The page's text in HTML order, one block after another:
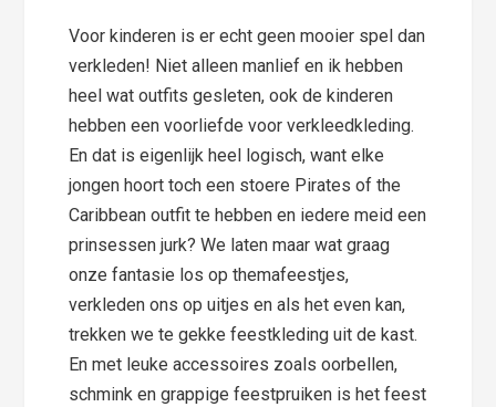
Voor kinderen is er echt geen mooier spel dan
verkleden! Niet alleen manlief en ik hebben
heel wat outfits gesleten, ook de kinderen
hebben een voorliefde voor verkleedkleding.
En dat is eigenlijk heel logisch, want elke
jongen hoort toch een stoere Pirates of the
Caribbean outfit te hebben en iedere meid een
prinsessen jurk? We laten maar wat graag
onze fantasie los op themafeestjes,
verkleden ons op uitjes en als het even kan,
trekken we te gekke feestkleding uit de kast.
En met leuke accessoires zoals oorbellen,
schmink en grappige feestpruiken is het feest